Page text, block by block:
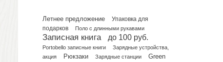
Планинги и телефонные книжки
Планинги датированные
Планинги недатированные
Телефонные книжки
Летнее предложение
Упаковка для
подарков
Поло с длинными рукавами
Записная книга до 100 руб.
Portobello записные книги
Зарядные устройства,
акция
Рюкзаки Зарядные станции Green